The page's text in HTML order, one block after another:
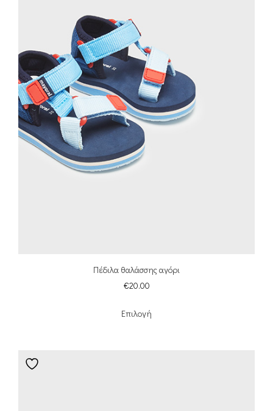
Πέδιλα θαλάσσης αγόρι
€20.00
Επιλογή